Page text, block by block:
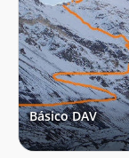
Básico DAV